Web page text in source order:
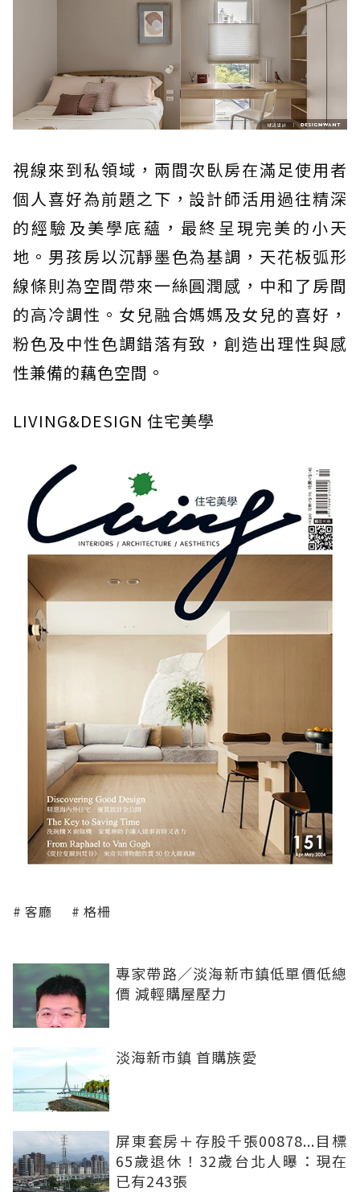
視線來到私領域，兩間次臥房在滿足使用者
個人喜好為前題之下，設計師活用過往精深
的經驗及美學底蘊，最終呈現完美的小天
地。男孩房以沉靜墨色為基調，天花板弧形
線條則為空間帶來一絲圓潤感，中和了房間
的高冷調性。女兒融合媽媽及女兒的喜好，
粉色及中性色調錯落有致，創造出理性與感
性兼備的藕色空間。
LIVING&DESIGN 住宅美學
客廳 格柵
專家帶路／淡海新市鎮低單價低總
價 減輕購屋壓力
淡海新市鎮 首購族愛
屏東套房＋存股千張00878...目標
65歲退休！32歲台北人曝：現在
已有243張